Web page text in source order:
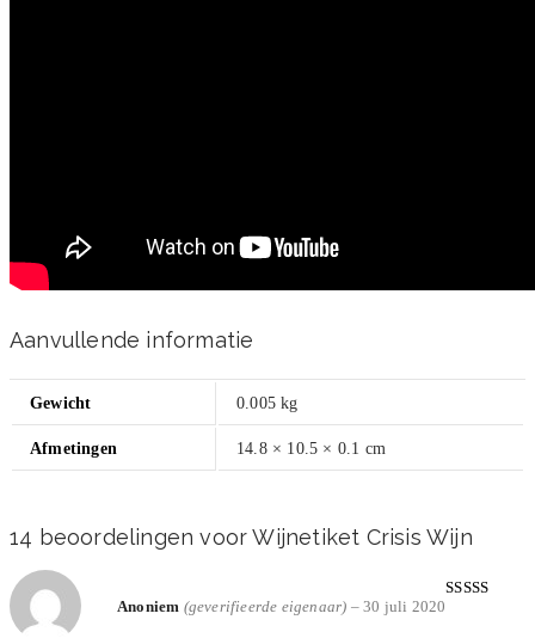
Aanvullende informatie
Gewicht 0.005 kg
Afmetingen 14.8 × 10.5 × 0.1 cm
14 beoordelingen voorWijnetiket Crisis Wijn
Anoniem (geverifieerde eigenaar) – 30 juli 2020